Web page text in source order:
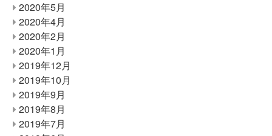
2020年5月
2020年4月
2020年2月
2020年1月
2019年12月
2019年10月
2019年9月
2019年8月
2019年7月